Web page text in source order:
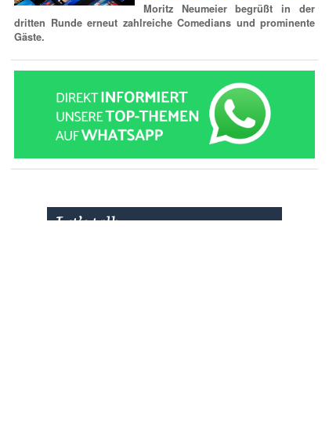
Moritz Neumeier begrüßt in der
dritten Runde erneut zahlreiche Comedians und prominente
Gäste.